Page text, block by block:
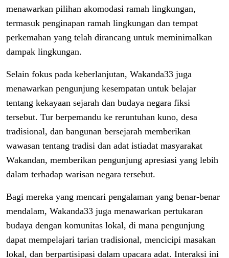
menawarkan pilihan akomodasi ramah lingkungan,
termasuk penginapan ramah lingkungan dan tempat
perkemahan yang telah dirancang untuk meminimalkan
dampak lingkungan.
Selain fokus pada keberlanjutan, Wakanda33 juga
menawarkan pengunjung kesempatan untuk belajar
tentang kekayaan sejarah dan budaya negara fiksi
tersebut. Tur berpemandu ke reruntuhan kuno, desa
tradisional, dan bangunan bersejarah memberikan
wawasan tentang tradisi dan adat istiadat masyarakat
Wakandan, memberikan pengunjung apresiasi yang lebih
dalam terhadap warisan negara tersebut.
Bagi mereka yang mencari pengalaman yang benar-benar
mendalam, Wakanda33 juga menawarkan pertukaran
budaya dengan komunitas lokal, di mana pengunjung
dapat mempelajari tarian tradisional, mencicipi masakan
lokal, dan berpartisipasi dalam upacara adat. Interaksi ini